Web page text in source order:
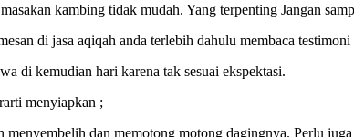
kambing tidak mudah. Yang terpenting Jangan
di jasa aqiqah anda terlebih dahulu membaca
di kemudian hari karena tak sesuai ekspektasi.
menyiapkan ;
dan memotong motong dagingnya. Perlu